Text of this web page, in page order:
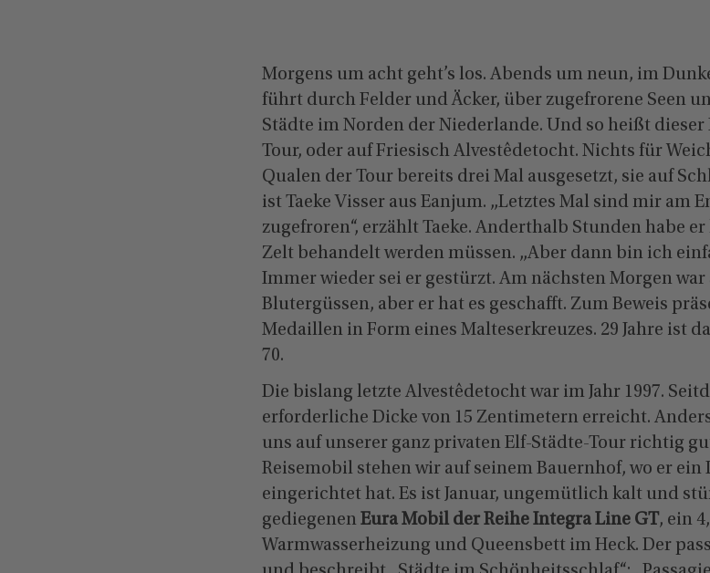
Morgens um acht geht’s los. Abends um neun, im
führt durch Felder und Äcker, über zugefrorene Seen
Städte im Norden der Niederlande. Und so heißt
Tour, oder auf Friesisch Alvestêdetocht. Nichts für
Qualen der Tour bereits drei Mal ausgesetzt, sie auf
ist Taeke Visser aus Eanjum. „Letztes Mal sind mir am
zugefroren“, erzählt Taeke. Anderthalb Stunden habe
Zelt behandelt werden müssen. „Aber dann bin ich
Immer wieder sei er gestürzt. Am nächsten Morgen
Blutergüssen, aber er hat es geschafft. Zum Beweis
Medaillen in Form eines Malteserkreuzes. 29 Jahre ist
70.
Die bislang letzte Alvestêdetocht war im Jahr 1997.
erforderliche Dicke von 15 Zentimetern erreicht.
uns auf unserer ganz privaten Elf-Städte-Tour richtig
Reisemobil stehen wir auf seinem Bauernhof, wo er
eingerichtet hat. Es ist Januar, ungemütlich kalt und
gediegenen Eura Mobil der Reihe Integra Line GT, ein
Warmwasserheizung und Queensbett im Heck. Der